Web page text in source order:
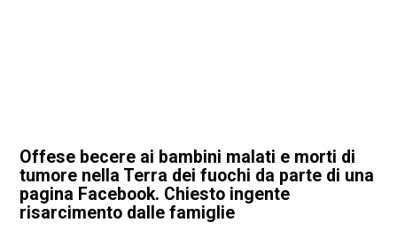
Offese becere ai bambini malati e morti di
tumore nella Terra dei fuochi da parte di una
pagina Facebook. Chiesto ingente
risarcimento dalle famiglie